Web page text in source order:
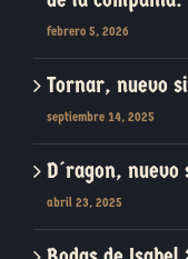
febrero 5, 2026
Tornar, nuevo
septiembre 14, 2025
D´ragon,
abril 23, 2025